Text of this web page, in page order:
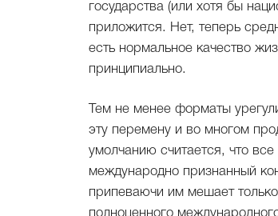
государства (или хотя бы
приложится. Нет, теперь
есть нормальное качество
принципиально.
Тем не менее форматы
эту перемену и во многом
умолчанию считается, что
международно признанный
припеваючи им мешает
полноценного